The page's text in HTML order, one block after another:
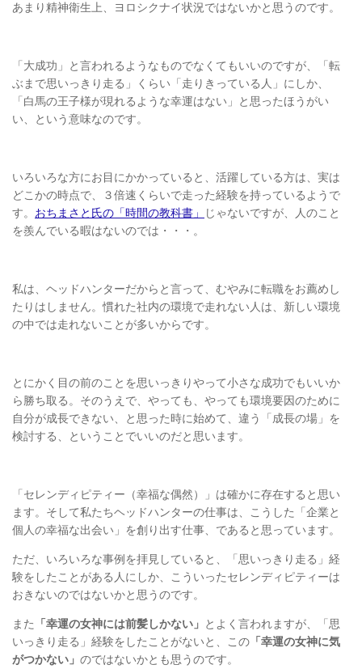
あまり精神衛生上、ヨロシクナイ状況ではないかと思うのです。
「大成功」と言われるようなものでなくてもいいのですが、「転
ぶまで思いっきり走る」くらい「走りきっている人」にしか、
「白馬の王子様が現れるような幸運はない」と思ったほうがい
い、という意味なのです。
いろいろな方にお目にかかっていると、活躍している方は、実は
どこかの時点で、３倍速くらいで走った経験を持っているようで
す。 おちまさと氏の「時間の教科書」
じゃないですが、人のこと
を羨んでいる暇はないのでは・・・。
私は、ヘッドハンターだからと言って、むやみに転職をお薦めし
たりはしません。慣れた社内の環境で走れない人は、新しい環境
の中では走れないことが多いからです。
とにかく目の前のことを思いっきりやって小さな成功でもいいか
ら勝ち取る。そのうえで、やっても、やっても環境要因のために
自分が成長できない、と思った時に始めて、違う「成長の場」を
検討する、ということでいいのだと思います。
「セレンディピティー（幸福な偶然）」は確かに存在すると思い
ます。そして私たちヘッドハンターの仕事は、こうした「企業と
個人の幸福な出会い」を創り出す仕事、であると思っています。
ただ、いろいろな事例を拝見していると、「思いっきり走る」経
験をしたことがある人にしか、こういったセレンディピティーは
おきないのではないかと思うのです。
また 「幸運の女神には前髪しかない」 とよく言われますが、「思
いっきり走る」経験をしたことがないと、この 「幸運の女神に気
がつかない」 のではないかとも思うのです。